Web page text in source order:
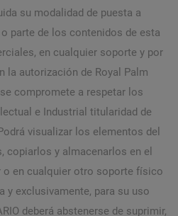
su modalidad de puesta a
parte de los contenidos de esta
en cualquier soporte y por
la autorización de Royal Palm
compromete a respetar los
e Industrial titularidad de
visualizar los elementos del
y almacenarlos en el
o en cualquier otro soporte físico
y exclusivamente, para su uso
deberá abstenerse de suprimir,